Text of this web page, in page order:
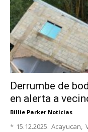
Derrumbe de
en alerta a
Billie Parker Noticias
* 15.12.2025.